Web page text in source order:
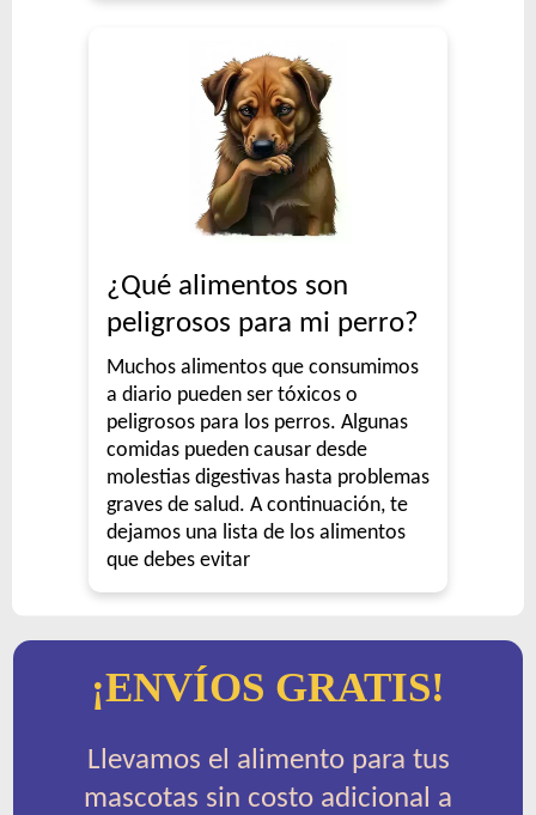
¿Qué alimentos son
peligrosos para mi perro?
Muchos alimentos que consumimos
a diario pueden ser tóxicos o
peligrosos para los perros. Algunas
comidas pueden causar desde
molestias digestivas hasta problemas
graves de salud. A continuación, te
dejamos una lista de los alimentos
que debes evitar
¡ENVÍOS GRATIS!
Llevamos el alimento para tus
mascotas sin costo adicional a